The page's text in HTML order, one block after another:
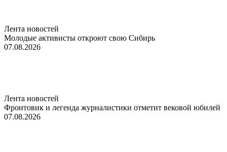
Лента новостей
Молодые активисты откроют свою Сибирь
07.08.2026
Лента новостей
Фронтовик и легенда журналистики отметит вековой юбилей
07.08.2026